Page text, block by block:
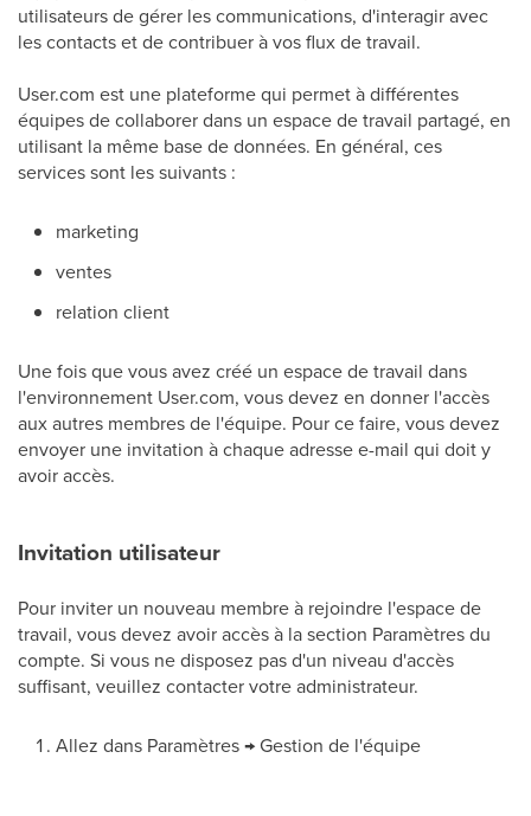
utilisateurs de gérer les communications, d'interagir avec
les contacts et de contribuer à vos flux de travail.
User.com est une plateforme qui permet à différentes
équipes de collaborer dans un espace de travail partagé, en
utilisant la même base de données. En général, ces
services sont les suivants :
marketing
ventes
relation client
Une fois que vous avez créé un espace de travail dans
l'environnement User.com, vous devez en donner l'accès
aux autres membres de l'équipe. Pour ce faire, vous devez
envoyer une invitation à chaque adresse e-mail qui doit y
avoir accès.
Invitation utilisateur
Pour inviter un nouveau membre à rejoindre l'espace de
travail, vous devez avoir accès à la section Paramètres du
compte. Si vous ne disposez pas d'un niveau d'accès
suffisant, veuillez contacter votre administrateur.
Allez dans Paramètres → Gestion de l'équipe